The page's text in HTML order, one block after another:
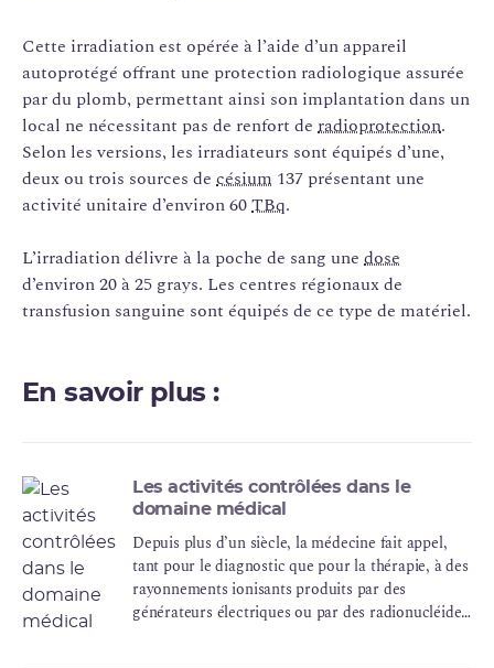
Cette irradiation est opérée à l’aide d’un appareil
autoprotégé offrant une protection radiologique assurée
par du plomb, permettant ainsi son implantation dans un
local ne nécessitant pas de renfort de radioprotection.
Selon les versions, les irradiateurs sont équipés d’une,
deux ou trois sources de césium 137 présentant une
activité unitaire d’environ 60TBq.
L’irradiation délivre à la poche de sang une dose
d’environ 20 à 25 grays. Les centres régionaux de
transfusion sanguine sont équipés de ce type de matériel.
En savoir plus :
Les activités contrôlées dans le
domaine médical
Depuis plus d’un siècle, la médecine fait appel,
tant pour le diagnostic que pour la thérapie, à des
rayonnements ionisants produits par des
générateurs électriques ou par des radionucléides